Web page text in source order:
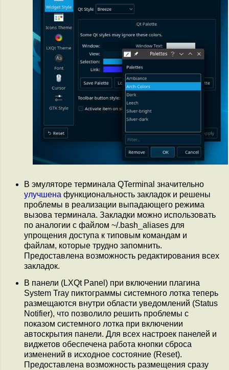
В эмуляторе терминала QTerminal значительно
улучшена функциональность закладок и решены
проблемы в реализации выпадающего режима
вызова терминала. Закладки можно использовать
по аналогии с файлом ~/.bash_aliases для
упрощения доступа к типовым командам и
файлам, которые трудно запомнить.
Предоставлена возможность редактирования всех
закладок.
В панели (LXQt Panel) при включении плагина
System Tray пиктограммы системного лотка теперь
размещаются внутри области уведомлений (Status
Notifier), что позволило решить проблемы с
показом системного лотка при включении
автоскрытия панели. Для всех настроек панелей и
виджетов обеспечена работа кнопки сброса
изменений в исходное состояние (Reset).
Предоставлена возможность размещения сразу